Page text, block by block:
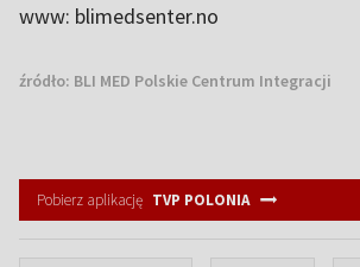
www: blimedsenter.no
źródło: BLI MED Polskie Centrum Integracji
Pobierz aplikację TVP POLONIA